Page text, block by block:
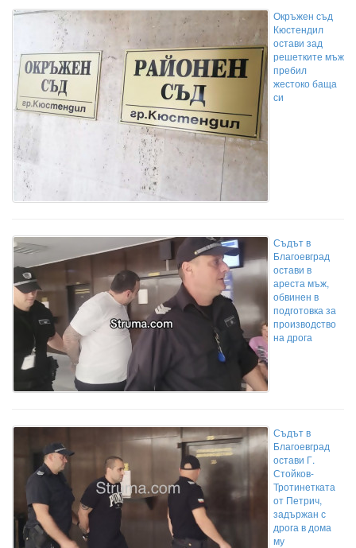
Окръжен съд
Кюстендил
остави зад
решетките мъж
пребил
жестоко баща
си
Съдът в
Благоевград
остави в
ареста мъж,
обвинен в
подготовка за
производство
на дрога
Съдът в
Благоевград
остави Г.
Стойков-
Тротинетката
от Петрич,
задържан с
дрога в дома
му